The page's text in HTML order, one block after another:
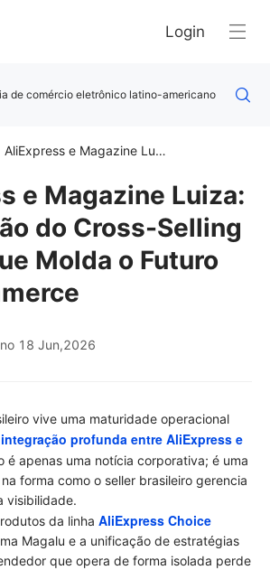
Login
de comércio eletrônico latino-americano
AliExpress e Magazine Luiza: A Expansão do Cross-Selling Nacinal que Molda o Futuro do E-commerce
e Magazine Luiza:
do Cross-Selling
Molda o Futuro
18 Jun,2026
vive uma maturidade operacional
profunda entre AliExpress e
é apenas uma notícia corporativa; é uma
forma como o seller brasileiro gerencia
visibilidade.
da linha AliExpress Choice
Magalu e a unificação de estratégias
que opera de forma isolada perde